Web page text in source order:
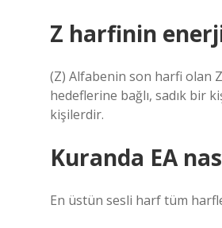
Z harfinin
(Z) Alfabenin son harfi olan
hedeflerine bağlı, sadık bir
kişilerdir.
Kuranda EA
En üstün sesli harf tüm